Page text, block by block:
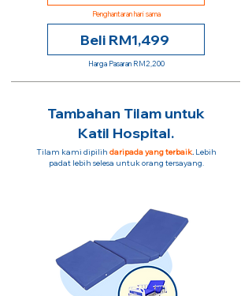
Penghantaran hari sama
Beli RM1,499
Harga Pasaran RM2,200
Tambahan Tilam untuk
Katil Hospital.
Tilam kami dipilih daripada yang terbaik.Lebih
padat lebih selesa untuk orang tersayang.